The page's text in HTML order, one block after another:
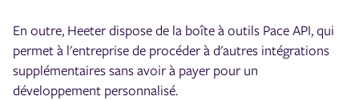
En outre, Heeter dispose de la boîte à outils Pace API, qui
permet à l'entreprise de procéder à d'autres intégrations
supplémentaires sans avoir à payer pour un
développement personnalisé.